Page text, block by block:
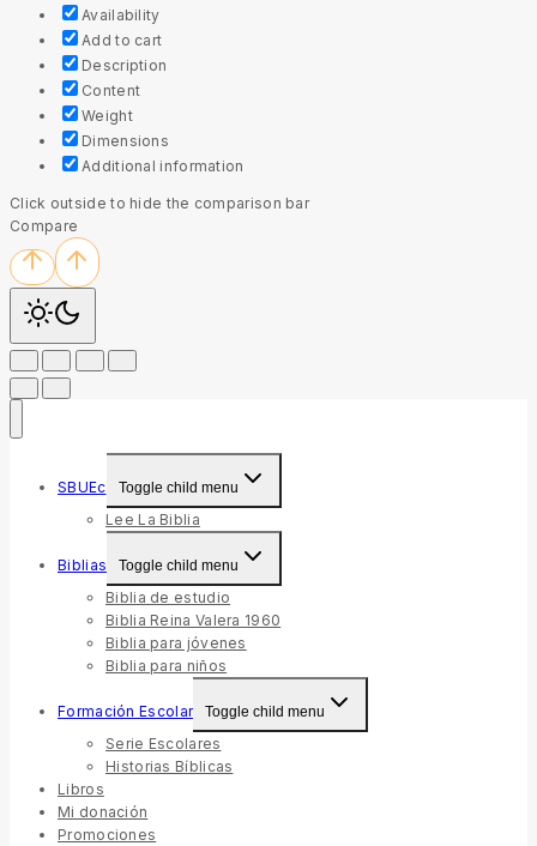
Availability
Add to cart
Description
Content
Weight
Dimensions
Additional information
Click outside to hide the comparison bar
Compare
SBUEc Toggle child menu
Lee La Biblia
Biblias Toggle child menu
Biblia de estudio
Biblia Reina Valera 1960
Biblia para jóvenes
Biblia para niños
Formación Escolar Toggle child menu
Serie Escolares
Historias Bíblicas
Libros
Mi donación
Promociones